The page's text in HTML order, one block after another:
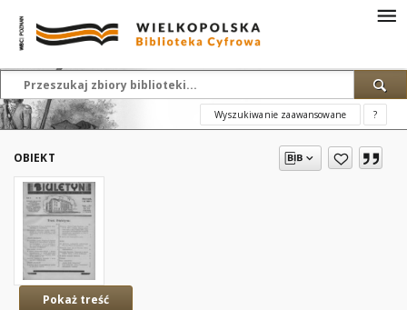
Wyszukiwanie zaawansowane ?
OBIEKT
Pokaż treść